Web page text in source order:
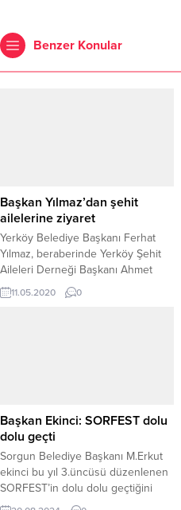
Benzer Konular
Başkan Yılmaz’dan şehit
ailelerine ziyaret
Yerköy Belediye Başkanı Ferhat
Yılmaz, beraberinde Yerköy Şehit
Aileleri Derneği Başkanı Ahmet
Kepir’le birlikte ilçe ve köylerde
bulunan şehit ailelerini ziyaret
11.05.2020 0
Başkan Ekinci: SORFEST dolu
dolu geçti
Sorgun Belediye Başkanı M.Erkut
ekinci bu yıl 3.üncüsü düzenlenen
SORFEST’in dolu dolu geçtiğini
belirterek SORFEST’in Yozgat’ın